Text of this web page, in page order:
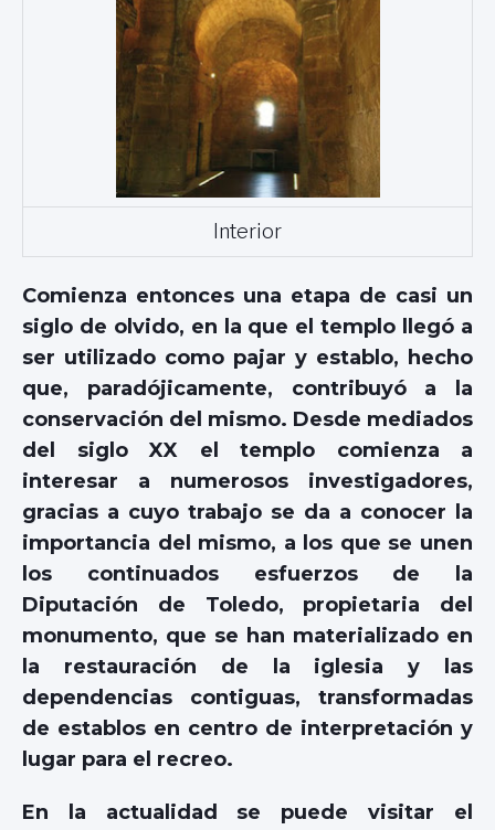
Interior
Comienza entonces una etapa de casi un
siglo de olvido, en la que el templo llegó a
ser utilizado como pajar y establo, hecho
que, paradójicamente, contribuyó a la
conservación del mismo. Desde mediados
del siglo XX el templo comienza a
interesar a numerosos investigadores,
gracias a cuyo trabajo se da a conocer la
importancia del mismo, a los que se unen
los continuados esfuerzos de la
Diputación de Toledo, propietaria del
monumento, que se han materializado en
la restauración de la iglesia y las
dependencias contiguas, transformadas
de establos en centro de interpretación y
lugar para el recreo.
En la actualidad se puede visitar el